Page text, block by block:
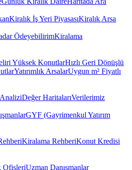
Kiralık İş Yeri PiyasasıKiralık Arsa
ÖdeyebilirimKiralama
Yüksek KonutlarHızlı Geri Dönüşlü
Yatırımlık ArsalarUygun m² Fiyatlı
Değer HaritalarıVerilerimiz
GYF (Gayrimenkul Yatırım
Kiralama RehberiKonut Kredisi
OfisleriUzman Danışmanlar